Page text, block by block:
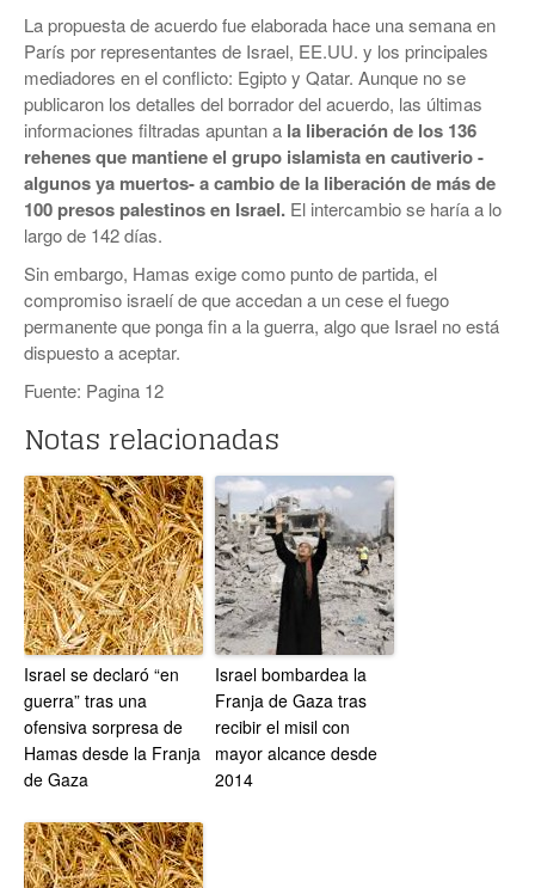
La propuesta de acuerdo fue elaborada hace una semana en
París por representantes de Israel, EE.UU. y los principales
mediadores en el conflicto: Egipto y Qatar. Aunque no se
publicaron los detalles del borrador del acuerdo, las últimas
informaciones filtradas apuntan a la liberación de los 136
rehenes que mantiene el grupo islamista en cautiverio -
algunos ya muertos- a cambio de la liberación de más de
100 presos palestinos en Israel. El intercambio se haría a lo
largo de 142 días.
Sin embargo, Hamas exige como punto de partida, el
compromiso israelí de que accedan a un cese el fuego
permanente que ponga fin a la guerra, algo que Israel no está
dispuesto a aceptar.
Fuente: Pagina 12
Notas relacionadas
Israel se declaró “en
guerra” tras una
ofensiva sorpresa de
Hamas desde la Franja
de Gaza
Israel bombardea la
Franja de Gaza tras
recibir el misil con
mayor alcance desde
2014